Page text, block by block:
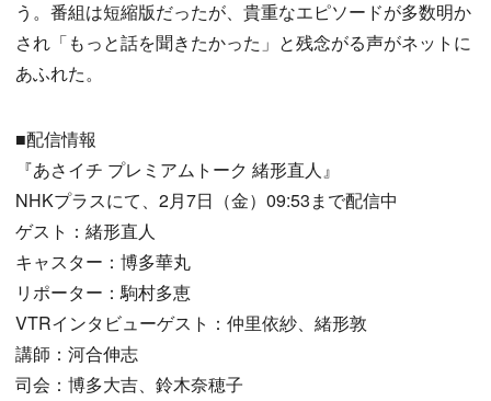
う。番組は短縮版だったが、貴重なエピソードが多数明か
され「もっと話を聞きたかった」と残念がる声がネットに
あふれた。
■配信情報
『あさイチ プレミアムトーク 緒形直人』
NHKプラスにて、2月7日（金）09:53まで配信中
ゲスト：緒形直人
キャスター：博多華丸
リポーター：駒村多恵
VTRインタビューゲスト：仲里依紗、緒形敦
講師：河合伸志
司会：博多大吉、鈴木奈穂子